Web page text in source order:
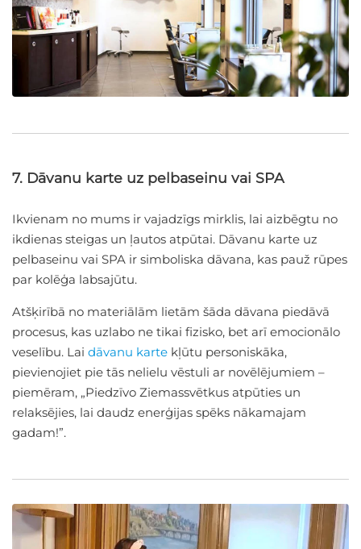
7. Dāvanu karte uz pelbaseinu vai SPA
Ikvienam no mums ir vajadzīgs mirklis, lai aizbēgtu no
ikdienas steigas un ļautos atpūtai. Dāvanu karte uz
pelbaseinu vai SPA ir simboliska dāvana, kas pauž rūpes
par kolēģa labsajūtu.
Atšķirībā no materiālām lietām šāda dāvana piedāvā
procesus, kas uzlabo ne tikai fizisko, bet arī emocionālo
veselību. Lai dāvanu karte kļūtu personiskāka,
pievienojiet pie tās nelielu vēstuli ar novēlējumiem –
piemēram, „Piedzīvo Ziemassvētkus atpūties un
relaksējies, lai daudz enerģijas spēks nākamajam
gadam!”.